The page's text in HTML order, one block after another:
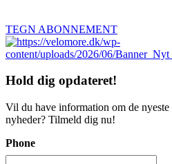
TEGN ABONNEMENT
Hold dig opdateret!
Vil du have information om de nyeste
nyheder? Tilmeld dig nu!
Phone